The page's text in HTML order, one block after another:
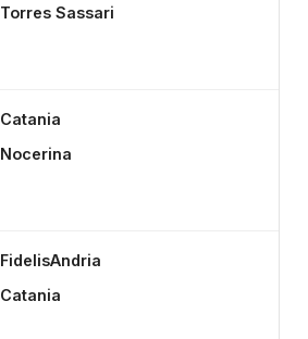
Torres Sassari
Catania
Nocerina
FidelisAndria
Catania